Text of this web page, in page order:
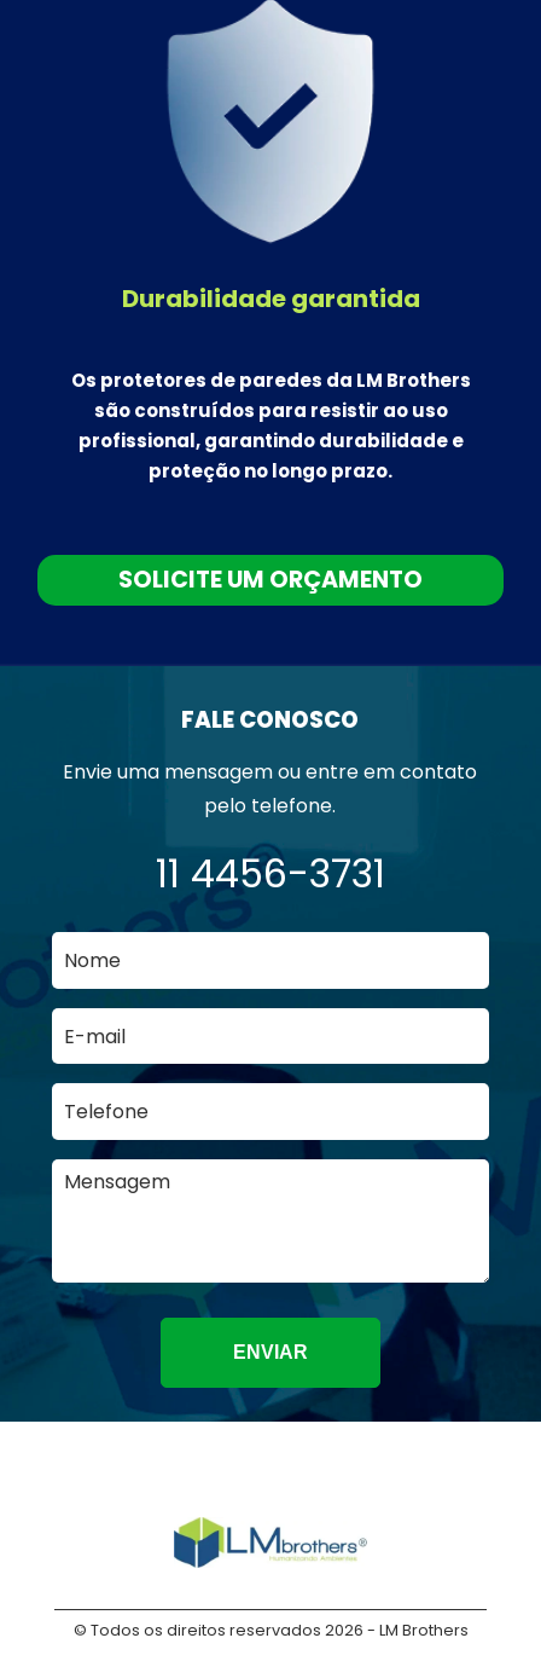
Durabilidade garantida
Os protetores de paredes da LM Brothers
são construídos para resistir ao uso
profissional, garantindo durabilidade e
proteção no longo prazo.
SOLICITE UM ORÇAMENTO
FALE CONOSCO
Envie uma mensagem ou entre em contato
pelo telefone.
11 4456-3731
ENVIAR
© Todos os direitos reservados 2026 - LM Brothers